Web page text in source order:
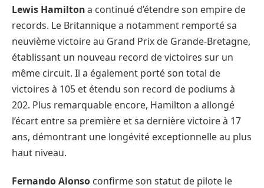
Lewis Hamiltona continué d’étendre son empire de
records. Le Britannique a notamment remporté sa
neuvième victoire au Grand Prix de Grande-Bretagne,
établissant un nouveau record de victoires sur un
même circuit. Il a également porté son total de
victoires à 105 et étendu son record de podiums à
202. Plus remarquable encore, Hamilton a allongé
l’écart entre sa première et sa dernière victoire à 17
ans, démontrant une longévité exceptionnelle au plus
haut niveau.
Fernando Alonso confirme son statut de pilote le